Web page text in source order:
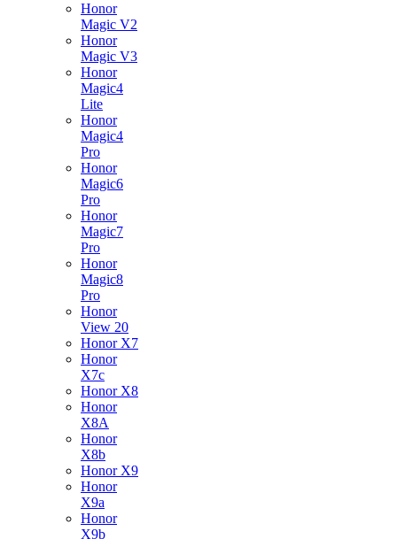
Honor
Magic V2
Honor
Magic V3
Honor
Magic4
Lite
Honor
Magic4
Pro
Honor
Magic6
Pro
Honor
Magic7
Pro
Honor
Magic8
Pro
Honor
View 20
Honor X7
Honor
X7c
Honor X8
Honor
X8A
Honor
X8b
Honor X9
Honor
X9a
Honor
X9b